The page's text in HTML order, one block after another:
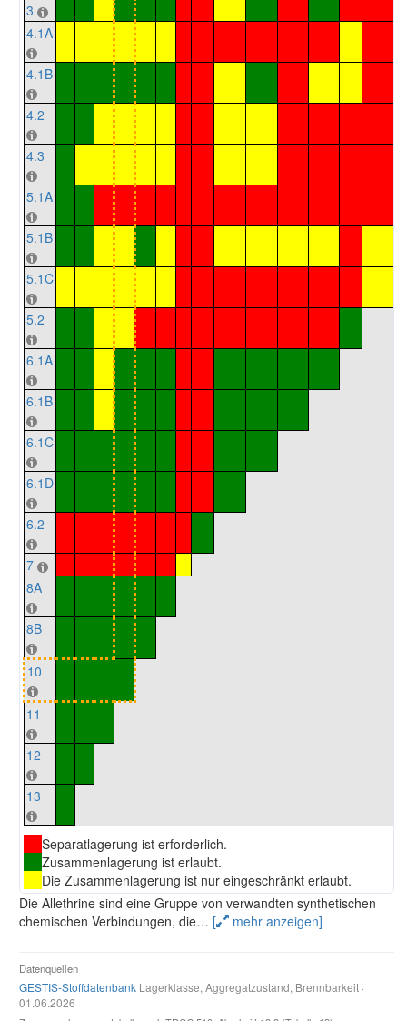
3
4.1A
4.1B
4.2
4.3
5.1A
5.1B
5.1C
5.2
6.1A
6.1B
6.1C
6.1D
6.2
7
8A
8B
10
11
12
13
Separatlagerung ist erforderlich.
Zusammenlagerung ist erlaubt.
Die Zusammenlagerung ist nur eingeschränkt erlaubt.
Die Allethrine sind eine Gruppe von verwandten synthetischen
chemischen Verbindungen, die… [ mehr anzeigen]
Datenquellen
GESTIS-Stoffdatenbank Lagerklasse, Aggregatzustand, Brennbarkeit ·
01.06.2026